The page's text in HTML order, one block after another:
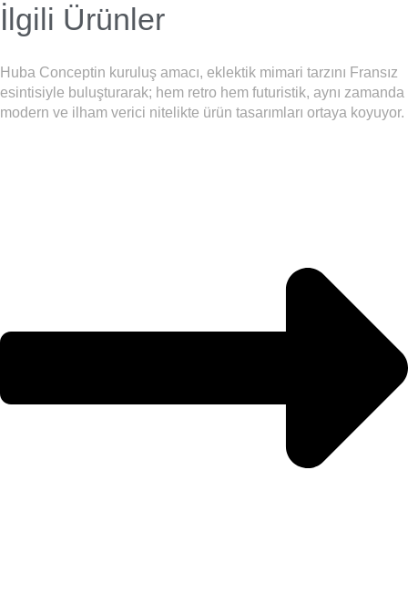
İlgili Ürünler
Huba Conceptin kuruluş amacı, eklektik mimari tarzını Fransız
esintisiyle buluşturarak; hem retro hem futuristik, aynı zamanda
modern ve ilham verici nitelikte ürün tasarımları ortaya koyuyor.